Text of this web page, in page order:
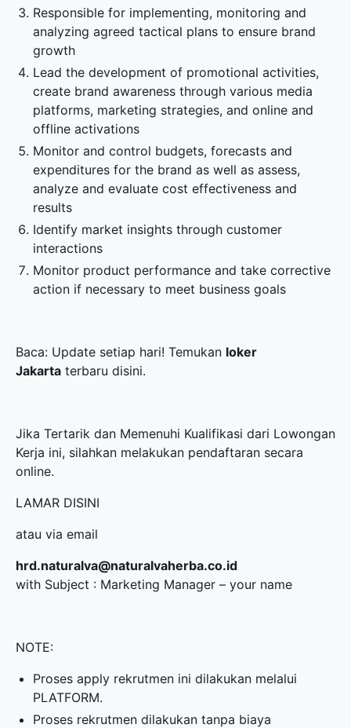
Responsible for implementing, monitoring and
analyzing agreed tactical plans to ensure brand
growth
Lead the development of promotional activities,
create brand awareness through various media
platforms, marketing strategies, and online and
offline activations
Monitor and control budgets, forecasts and
expenditures for the brand as well as assess,
analyze and evaluate cost effectiveness and
results
Identify market insights through customer
interactions
Monitor product performance and take corrective
action if necessary to meet business goals
Baca: Update setiap hari! Temukan loker
Jakarta terbaru disini.
Jika Tertarik dan Memenuhi Kualifikasi dari Lowongan
Kerja ini, silahkan melakukan pendaftaran secara
online.
LAMAR DISINI
atau via email
hrd.naturalva@naturalvaherba.co.id
with Subject : Marketing Manager – your name
NOTE:
Proses apply rekrutmen ini dilakukan melalui
PLATFORM.
Proses rekrutmen dilakukan tanpa biaya